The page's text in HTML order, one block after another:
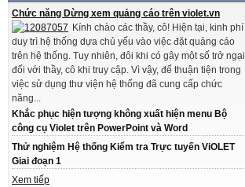
Chức năng Dừng xem quảng cáo trên violet.vn
Kính chào các thầy, cô! Hiện tại, kinh phí
duy trì hệ thống dựa chủ yếu vào việc đặt quảng cáo
trên hệ thống. Tuy nhiên, đôi khi có gây một số trở ngại
đối với thầy, cô khi truy cập. Vì vậy, để thuận tiện trong
việc sử dụng thư viện hệ thống đã cung cấp chức
năng...
Khắc phục hiện tượng không xuất hiện menu Bộ
công cụ Violet trên PowerPoint và Word
Thử nghiệm Hệ thống Kiểm tra Trực tuyến ViOLET
Giai đoạn 1
Xem tiếp